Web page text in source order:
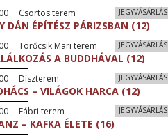
JEGYVÁSÁRLÁS
Csortos terem
DÁN ÉPÍTÉSZ PÁRIZSBAN (12)
JEGYVÁSÁRLÁS
Törőcsik Mari terem
A BUDDHÁVAL (12)
JEGYVÁSÁRLÁS
Díszterem
– VILÁGOK HARCA (12)
JEGYVÁSÁRLÁS
Fábri terem
– KAFKA ÉLETE (16)